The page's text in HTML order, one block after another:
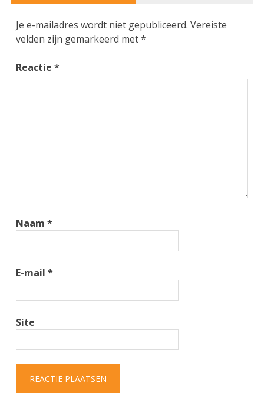
Je e-mailadres wordt niet gepubliceerd. Vereiste
velden zijn gemarkeerd met*
Reactie*
Naam*
E-mail*
Site